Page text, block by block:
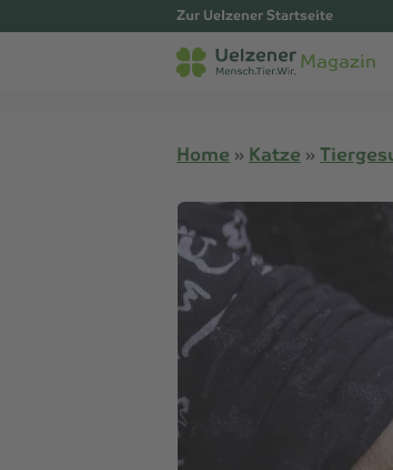
Zur Uelzener Startseite
Magazin
Home » Katze »